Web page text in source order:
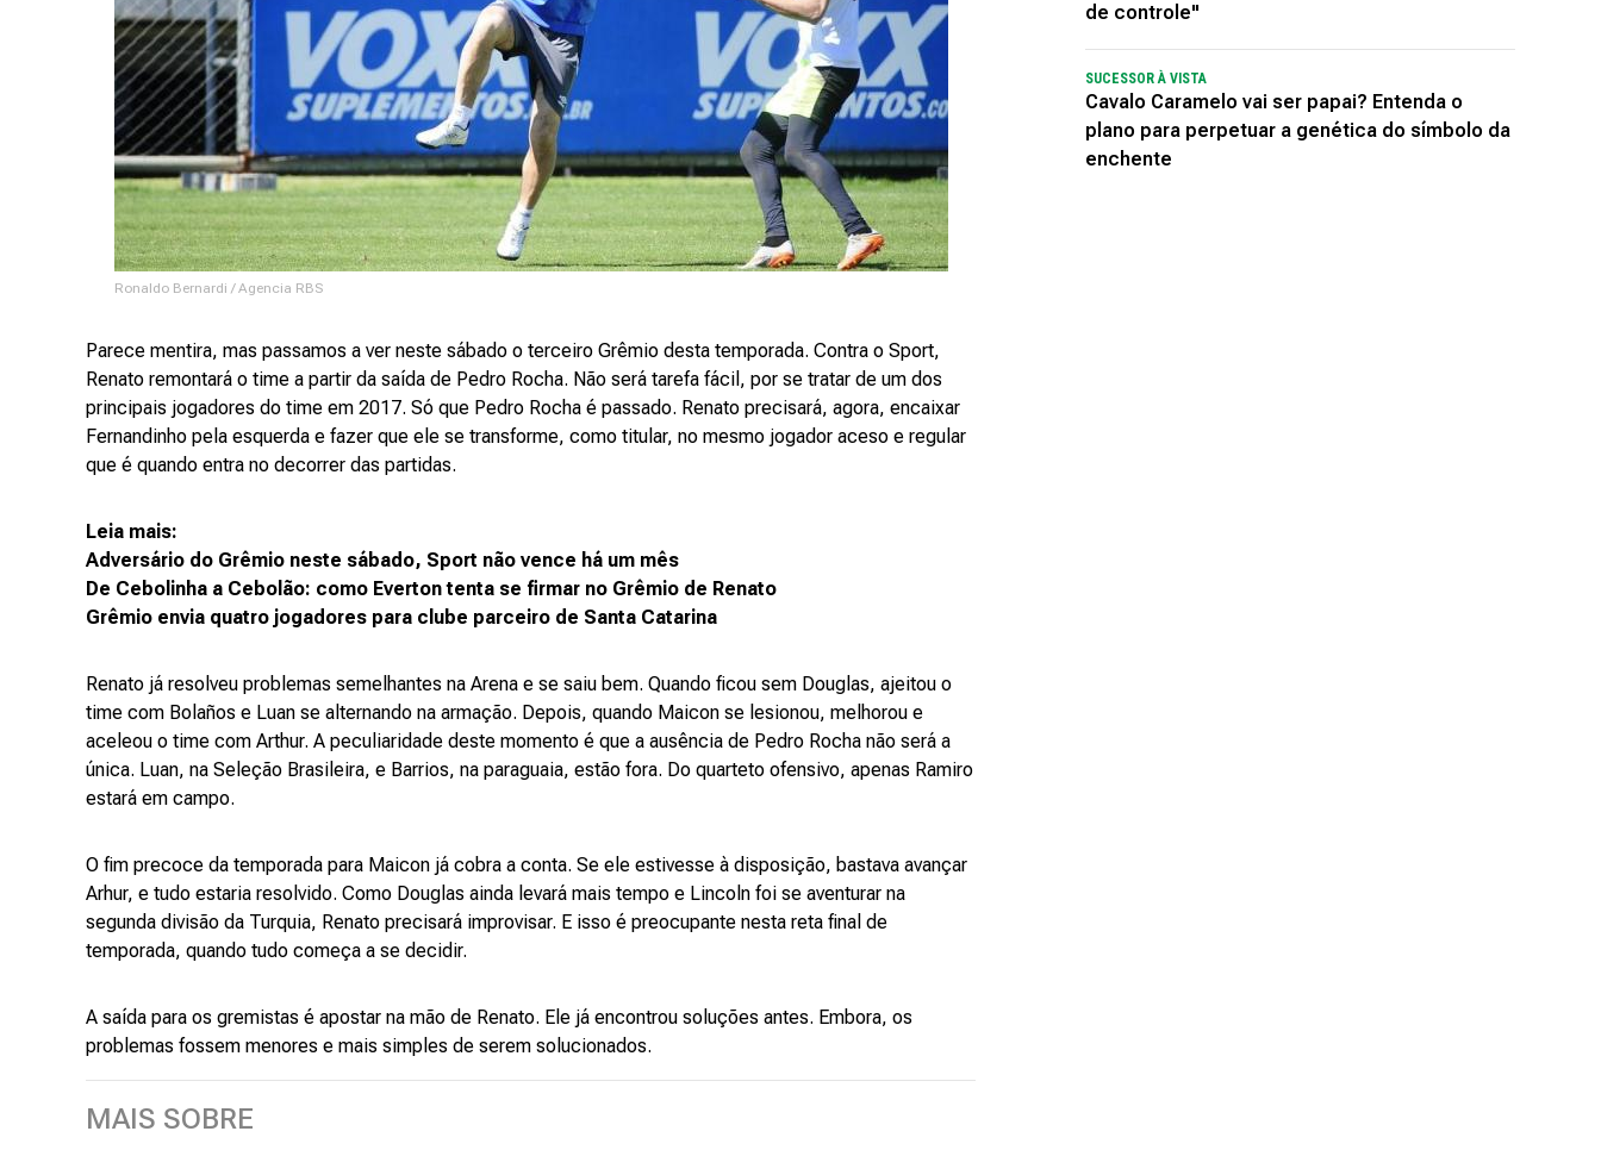
Ronaldo Bernardi / Agencia RBS
Parece mentira, mas passamos a ver neste sábado o terceiro Grêmio desta temporada. Contra o Sport,
Renato remontará o time a partir da saída de Pedro Rocha. Não será tarefa fácil, por se tratar de um dos
principais jogadores do time em 2017. Só que Pedro Rocha é passado. Renato precisará, agora, encaixar
Fernandinho pela esquerda e fazer que ele se transforme, como titular, no mesmo jogador aceso e regular
que é quando entra no decorrer das partidas.
Leia mais:
Adversário do Grêmio neste sábado, Sport não vence há um mês
De Cebolinha a Cebolão: como Everton tenta se firmar no Grêmio de Renato
Grêmio envia quatro jogadores para clube parceiro de Santa Catarina
Renato já resolveu problemas semelhantes na Arena e se saiu bem. Quando ficou sem Douglas, ajeitou o
time com Bolaños e Luan se alternando na armação. Depois, quando Maicon se lesionou, melhorou e
aceleou o time com Arthur. A peculiaridade deste momento é que a ausência de Pedro Rocha não será a
única. Luan, na Seleção Brasileira, e Barrios, na paraguaia, estão fora. Do quarteto ofensivo, apenas Ramiro
estará em campo.
O fim precoce da temporada para Maicon já cobra a conta. Se ele estivesse à disposição, bastava avançar
Arhur, e tudo estaria resolvido. Como Douglas ainda levará mais tempo e Lincoln foi se aventurar na
segunda divisão da Turquia, Renato precisará improvisar. E isso é preocupante nesta reta final de
temporada, quando tudo começa a se decidir.
A saída para os gremistas é apostar na mão de Renato. Ele já encontrou soluções antes. Embora, os
problemas fossem menores e mais simples de serem solucionados.
MAIS SOBRE
de controle"
SUCESSOR À VISTA
Cavalo Caramelo vai ser papai? Entenda o
plano para perpetuar a genética do símbolo da
enchente